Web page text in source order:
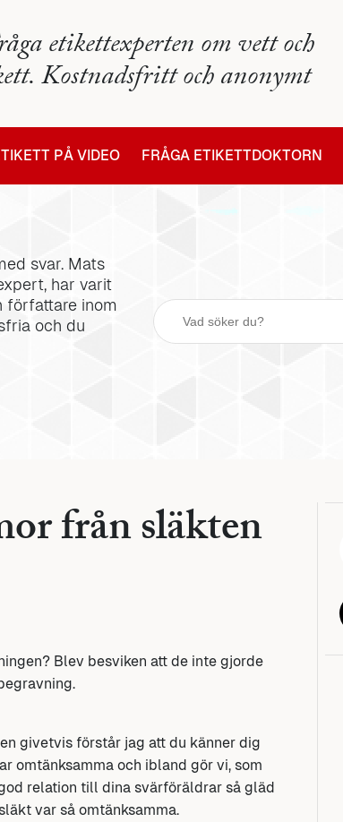
etikettexperten om vett och
Kostnadsfritt och anonymt
PÅ VIDEO FRÅGA ETIKETTDOKTORN
svar. Mats
har varit
författare inom
och du
från släkten
Blev besviken att de inte gjorde
givetvis förstår jag att du känner dig
omtänksamma och ibland gör vi, som
relation till dina svärföräldrar så gläd
var så omtänksamma.